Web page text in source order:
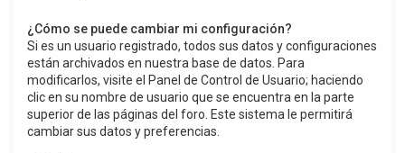
¿Cómo se puede cambiar mi configuración?
Si es un usuario registrado, todos sus datos y configuraciones
están archivados en nuestra base de datos. Para
modificarlos, visite el Panel de Control de Usuario; haciendo
clic en su nombre de usuario que se encuentra en la parte
superior de las páginas del foro. Este sistema le permitirá
cambiar sus datos y preferencias.